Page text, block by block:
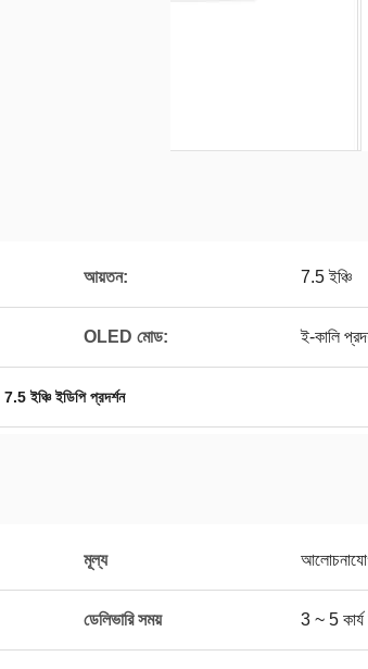
আয়তন: 7.5 ইঞ্চি
OLED মোড: ই-কালি
7.5 ইঞ্চি ইডিপি প্রদর্শন
মূল্য
ডেলিভারি সময় 3 ~ 5 কার্য